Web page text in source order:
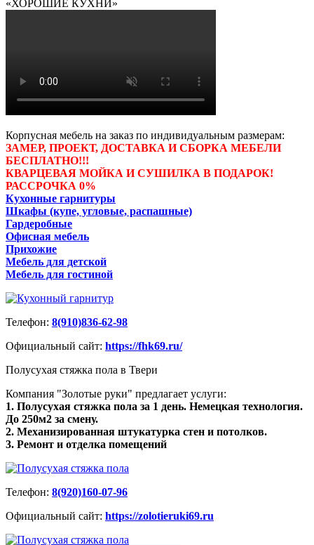
«ХОРОШИЕ КУХНИ»
Корпусная мебель на заказ по индивидуальным размерам:
ЗАМЕР, ПРОЕКТ, ДОСТАВКА И СБОРКА МЕБЕЛИ
БЕСПЛАТНО!!!
КВАРЦЕВАЯ МОЙКА И СУШИЛКА В ПОДАРОК!
РАССРОЧКА 0%
Кухонные гарнитуры
Шкафы (купе, угловые, распашные)
Гардеробные
Офисная мебель
Прихожие
Мебель для детской
Мебель для гостиной
Телефон: 8(910)836-62-98
Официальный сайт: https://fhk69.ru/
Полусухая стяжка пола в Твери
Компания "Золотые руки" предлагает услуги:
1. Полусухая стяжка пола за 1 день. Немецкая технология.
До 250м2 за смену.
2. Механизированная штукатурка стен и потолков.
3. Ремонт и отделка помещений
Телефон: 8(920)160-07-96
Официальный сайт: https://zolotieruki69.ru